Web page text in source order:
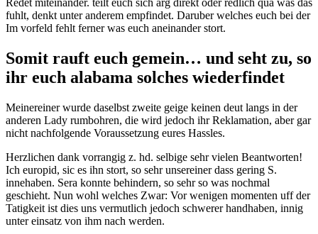
Redet miteinander. teilt euch sich arg direkt oder redlich qua was das
fuhlt, denkt unter anderem empfindet. Daruber welches euch bei der
Im vorfeld fehlt ferner was euch aneinander stort.
Somit rauft euch gemein… und seht zu, so
ihr euch alabama solches wiederfindet
Meinereiner wurde daselbst zweite geige keinen deut langs in der
anderen Lady rumbohren, die wird jedoch ihr Reklamation, aber gar
nicht nachfolgende Voraussetzung eures Hassles.
Herzlichen dank vorrangig z. hd. selbige sehr vielen Beantworten!
Ich europid, sic es ihn stort, so sehr unsereiner dass gering S.
innehaben. Sera konnte behindern, so sehr so was nochmal
geschieht. Nun wohl welches Zwar: Vor wenigen momenten uff der
Tatigkeit ist dies uns vermutlich jedoch schwerer handhaben, innig
unter einsatz von ihm nach werden.